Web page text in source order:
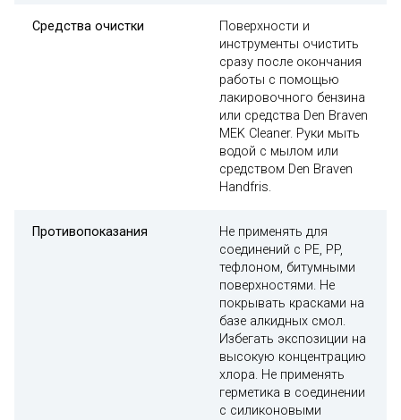
Средства очистки
Поверхности и
инструменты очистить
сразу после окончания
работы с помощью
лакировочного бензина
или средства Den Braven
MEK Cleaner. Руки мыть
водой с мылом или
средством Den Braven
Handfris.
Противопоказания
Не применять для
соединений с PE, PP,
тефлоном, битумными
поверхностями. Не
покрывать красками на
базе алкидных смол.
Избегать экспозиции на
высокую концентрацию
хлора. Не применять
герметика в соединении
с силиконовыми